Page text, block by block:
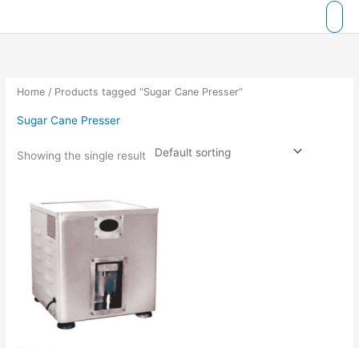
Home / Products tagged “Sugar Cane Presser”
Sugar Cane Presser
Showing the single result